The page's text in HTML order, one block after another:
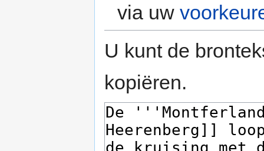
via uw
U kunt de
kopiëren.